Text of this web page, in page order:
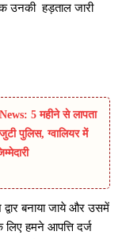
उनकी हड़ताल जारी
5 महीने से लापता
पुलिस, ग्वालियर में
बनाया जाये और उसमें
हमने आपत्ति दर्ज